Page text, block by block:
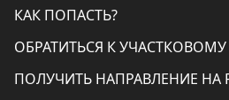
КАК ПОПАСТЬ?
ОБРАТИТЬСЯ К УЧАСТКОВОМУ
ПОЛУЧИТЬ НАПРАВЛЕНИЕ